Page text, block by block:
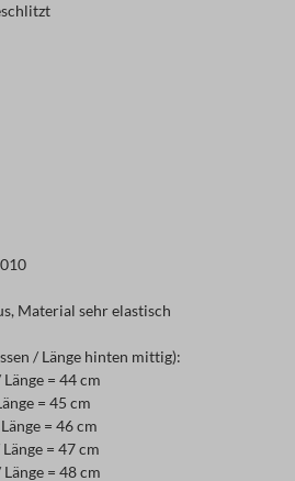
Material sehr elastisch
/ Länge hinten mittig):
= 44 cm
= 45 cm
= 46 cm
= 47 cm
= 48 cm